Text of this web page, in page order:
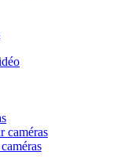
caméras